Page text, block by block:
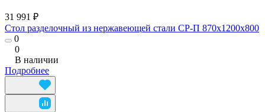
31 991 ₽
Стол разделочный из нержавеющей стали СР-П 870x1200x800
0
0
В наличии
Подробнее